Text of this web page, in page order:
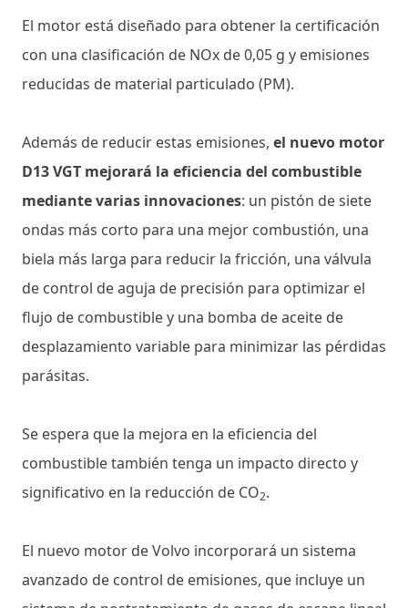
El motor está diseñado para obtener la certificación
con una clasificación de NOx de 0,05 g y emisiones
reducidas de material particulado (PM).
Además de reducir estas emisiones, el nuevo motor
D13 VGT mejorará la eficiencia del combustible
mediante varias innovaciones: un pistón de siete
ondas más corto para una mejor combustión, una
biela más larga para reducir la fricción, una válvula
de control de aguja de precisión para optimizar el
flujo de combustible y una bomba de aceite de
desplazamiento variable para minimizar las pérdidas
parásitas.
Se espera que la mejora en la eficiencia del
combustible también tenga un impacto directo y
significativo en la reducción de CO2.
El nuevo motor de Volvo incorporará un sistema
avanzado de control de emisiones, que incluye un